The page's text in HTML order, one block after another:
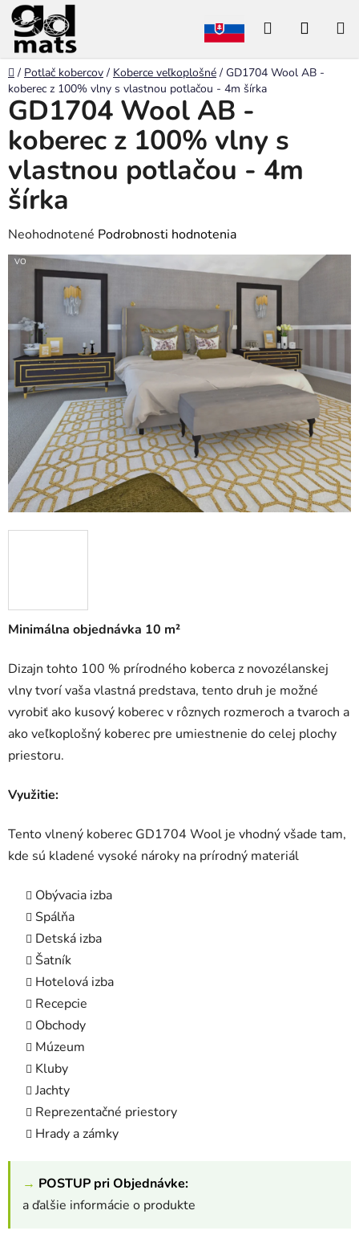
Prejsť
na
obsah
Hľadať
Domov
/ Potlač kobercov / Koberce veľkoplošné / GD1704 Wool AB -
koberec z 100% vlny s vlastnou potlačou - 4m šírka
Minimálna objednávka 10 m²
Dizajn tohto 100 % prírodného koberca z novozélanskej
vlny tvorí vaša vlastná predstava, tento druh je možné
vyrobiť ako kusový koberec v rôznych rozmeroch a tvaroch a
ako veľkoplošný koberec pre umiestnenie do celej plochy
priestoru.
Využitie:
Tento vlnený koberec GD1704 Wool je vhodný všade tam,
kde sú kladené vysoké nároky na prírodný materiál
Obývacia izba
Spálňa
Detská izba
Šatník
Hotelová izba
Recepcie
Obchody
Múzeum
Kluby
Jachty
Reprezentačné priestory
Hrady a zámky
→ POSTUP pri Objednávke:
a ďalšie informácie o produkte
GD1704 Wool AB -
koberec z 100% vlny s
vlastnou potlačou - 4m
šírka
Priemerné
hodnotenie
produktu
0,0
5
hviezdičiek.
Neohodnotené Podrobnosti hodnotenia
VO